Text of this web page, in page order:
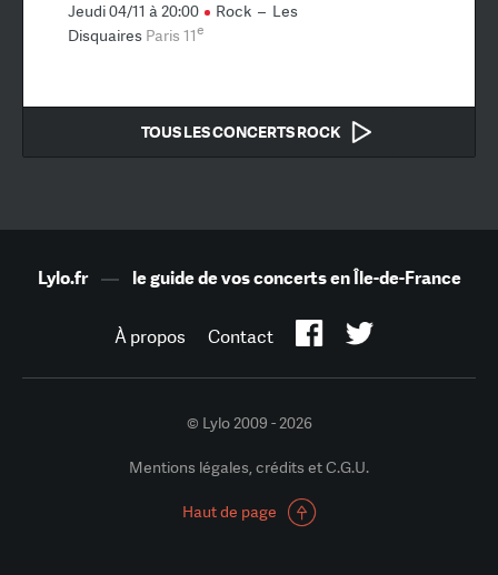
Jeudi 04/11 à 20:00 Rock – Les
Disquaires Paris 11e
TOUS LES CONCERTS ROCK
Lylo.fr— le guide de vos concerts en Île-de-France
À propos Contact
© Lylo 2009 - 2026
Mentions légales, crédits et C.G.U.
Haut de page